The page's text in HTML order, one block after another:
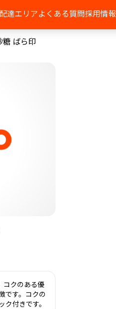
配達エリアよくある質問採用情報
ばら印
コクのある優
です。コクの
付きです。